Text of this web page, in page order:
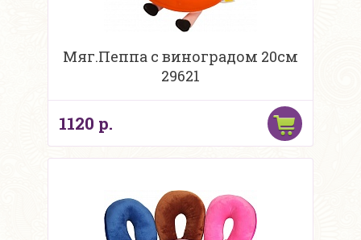
Мяг.Пеппа с виноградом 20см
29621
1120 р.